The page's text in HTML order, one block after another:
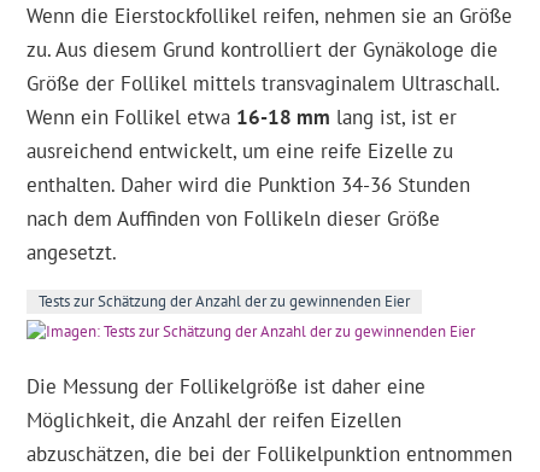
Wenn die Eierstockfollikel reifen, nehmen sie an Größe
zu. Aus diesem Grund kontrolliert der Gynäkologe die
Größe der Follikel mittels transvaginalem Ultraschall.
Wenn ein Follikel etwa 16-18 mm lang ist, ist er
ausreichend entwickelt, um eine reife Eizelle zu
enthalten. Daher wird die Punktion 34-36 Stunden
nach dem Auffinden von Follikeln dieser Größe
angesetzt.
Tests zur Schätzung der Anzahl der zu gewinnenden Eier
Die Messung der Follikelgröße ist daher eine
Möglichkeit, die Anzahl der reifen Eizellen
abzuschätzen, die bei der Follikelpunktion entnommen